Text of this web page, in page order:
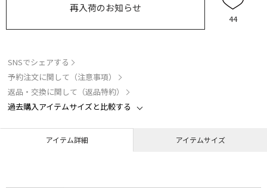
再入荷のお知らせ
44
SNSでシェアする
予約注文に関して（注意事項）
返品・交換に関して（返品特約）
過去購入アイテムサイズと比較する
アイテム詳細 アイテムサイズ